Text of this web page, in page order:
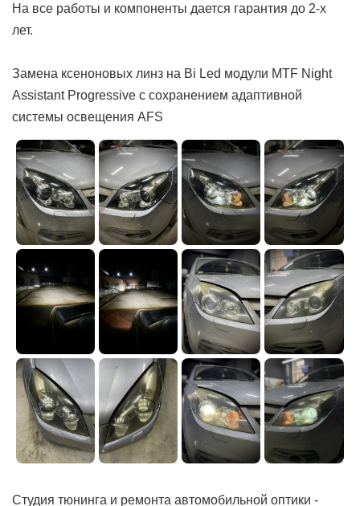
На все работы и компоненты дается гарантия до 2-х
лет.
Замена ксеноновых линз на Bi Led модули MTF Night
Assistant Progressive с сохранением адаптивной
системы освещения AFS
Студия тюнинга и ремонта автомобильной оптики -